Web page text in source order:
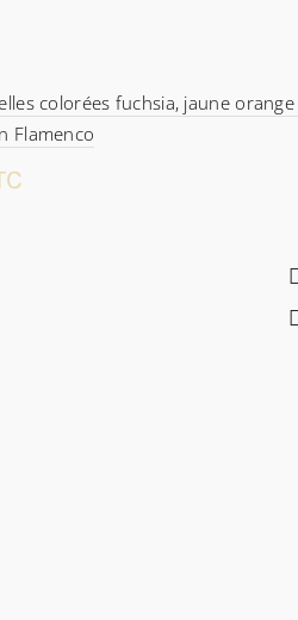
colorées fuchsia, jaune
Flamenco